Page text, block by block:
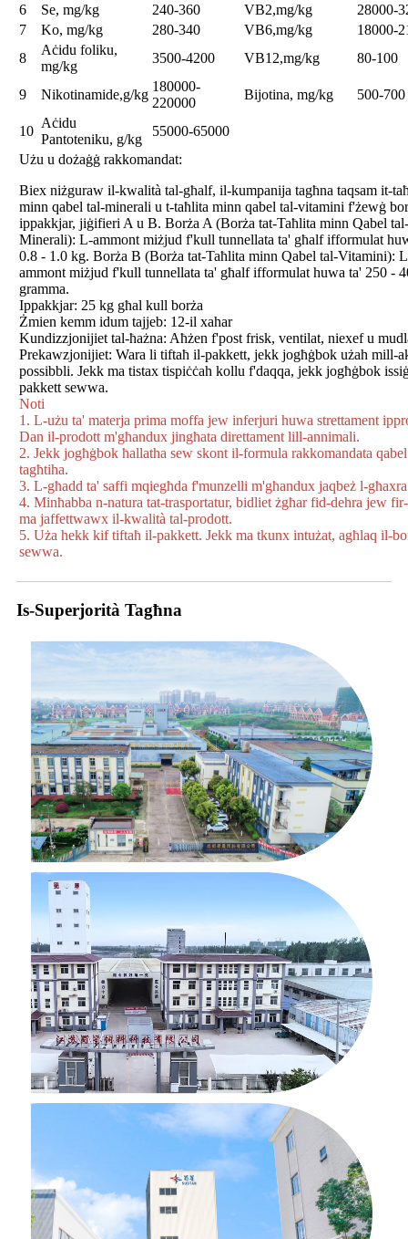
6 Se, mg/kg 240-360 VB2,mg/kg
28000-
7
Ko, mg/kg 280-340 VB6,mg/kg
18000-
8
Aċidu foliku,
mg/kg
3500-4200 VB12,mg/kg 80-100
9 Nikotinamide,g/kg
180000-
220000
Bijotina, mg/kg 500-700
10
Aċidu
Pantoteniku, g/kg
55000-65000
Użu u dożaġġ rakkomandat:
Biex niżguraw il-kwalità tal-għalf, il-kumpanija tagħna taqsam it-
minn qabel tal-minerali u t-taħlita minn qabel tal-vitamini f'żewġ
ippakkjar, jiġifieri A u B. Borża A (Borża tat-Taħlita minn Qabel tal-
Minerali): L-ammont miżjud f'kull tunnellata ta' għalf ifformulat
0.8 - 1.0 kg. Borża B (Borża tat-Taħlita minn Qabel tal-Vitamini):
ammont miżjud f'kull tunnellata ta' għalf ifformulat huwa ta' 250 -
gramma.
Ippakkjar: 25 kg għal kull borża
Żmien kemm idum tajjeb: 12-il xahar
Kundizzjonijiet tal-ħażna: Aħżen f'post frisk, ventilat, niexef u
Prekawzjonijiet: Wara li tiftaħ il-pakkett, jekk jogħġbok użah mill-
possibbli. Jekk ma tistax tispiċċah kollu f'daqqa, jekk jogħġbok
pakkett sewwa.
Noti
1. L-użu ta' materja prima moffa jew inferjuri huwa strettament
Dan il-prodott m'għandux jingħata direttament lill-annimali.
2. Jekk jogħġbok ħallatha sew skont il-formula rakkomandata
tagħtiha.
3. L-għadd ta' saffi mqiegħda f'munzelli m'għandux jaqbeż l-
4. Minħabba n-natura tat-trasportatur, bidliet żgħar fid-dehra jew
ma jaffettwawx il-kwalità tal-prodott.
5. Uża hekk kif tiftaħ il-pakkett. Jekk ma tkunx intużat, agħlaq il-
sewwa.
Is-Superjorità Tagħna